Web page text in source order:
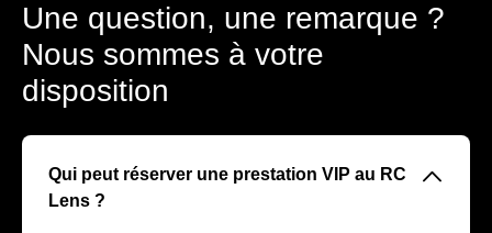
Une question, une remarque ?
Nous sommes à votre
disposition
Qui peut réserver une prestation VIP au RC
Lens ?
􀆈